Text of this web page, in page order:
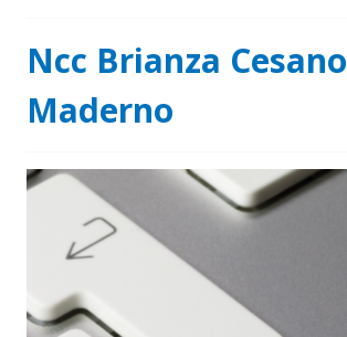
Ncc Brianza Cesano
Maderno